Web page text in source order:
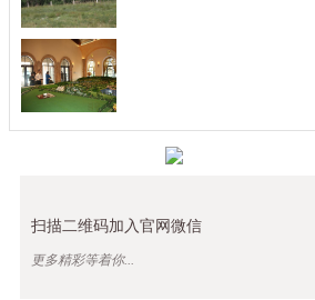
色彩在我们生活中无处不在，世界因色
彩的存在而精彩纷呈。色彩本身就被人
们赋...
装修颜色不对，小心婚
经常有朋友问：“为什么现今社会有那
年...
扫描二维码加入官网微信
更多精彩等着你...